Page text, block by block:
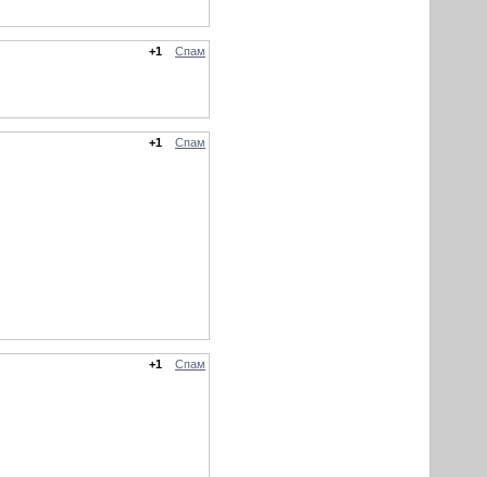
+1 Спам
+1 Спам
+1 Спам